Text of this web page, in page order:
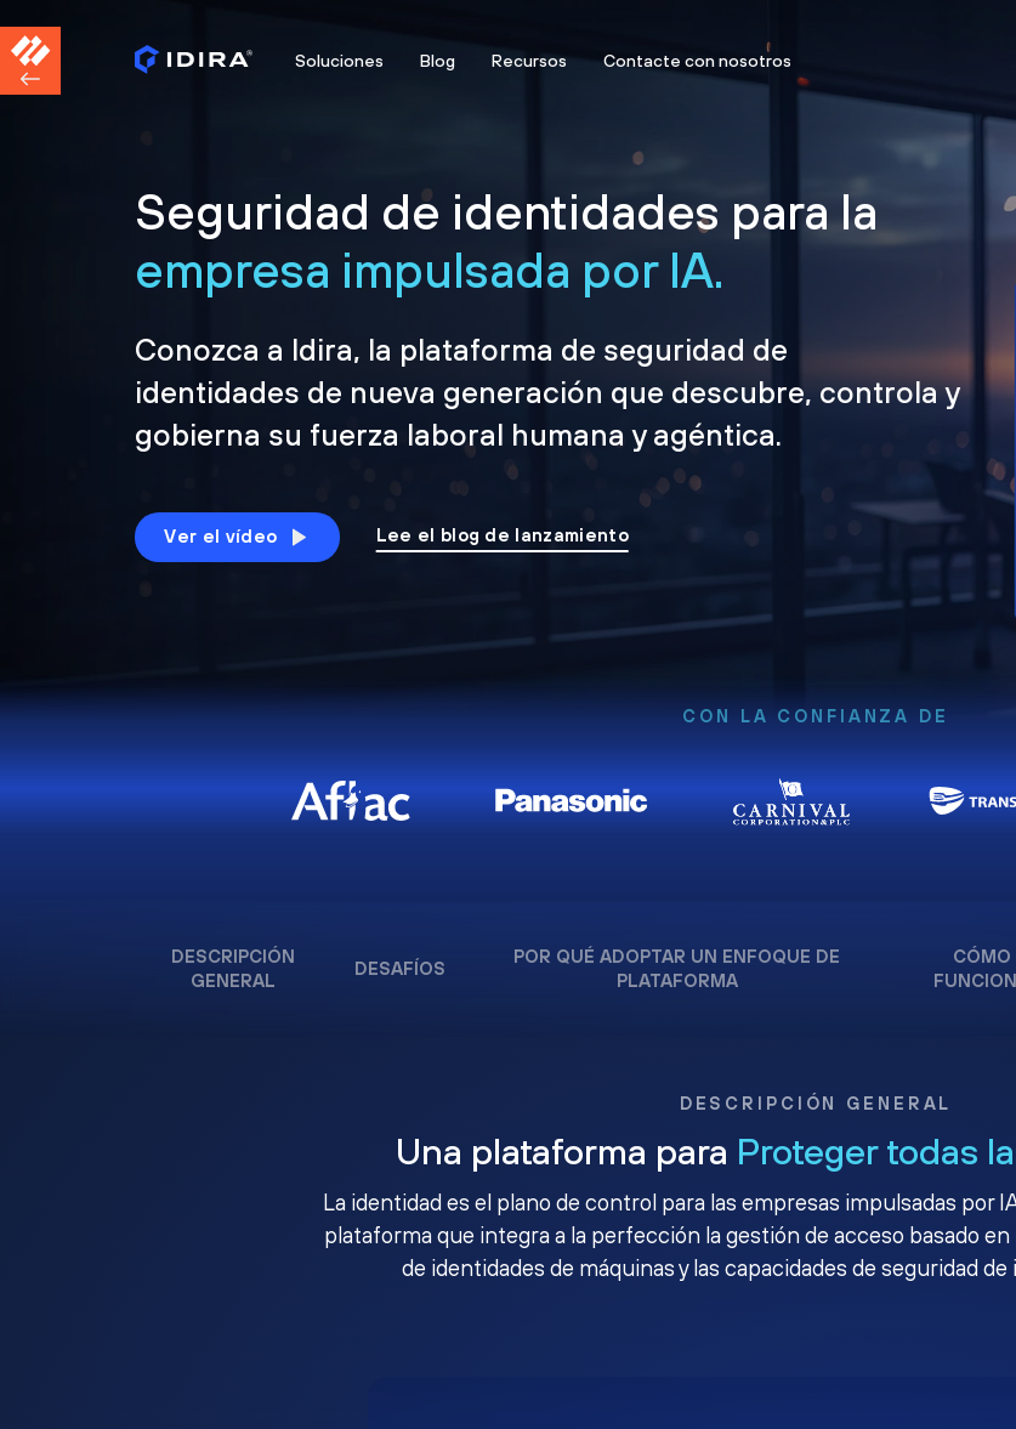
Soluciones Blog Recursos Contacte con nosotros
Seguridad de identidades para la
empresa impulsada por IA.
Conozca a Idira, la plataforma de seguridad de
identidades de nueva generación que descubre, controla y
gobierna su fuerza laboral humana y agéntica.
Ver el vídeo Lee el blog de lanzamiento
CON LA CONFIANZA DE
DESCRIPCIÓN
GENERAL
DESAFÍOS
POR QUÉ ADOPTAR UN ENFOQUE DE
PLATAFORMA
CÓMO
DESCRIPCIÓN GENERAL
Una plataforma para Proteger todas
La identidad es el plano de control para las empresas impulsadas por
plataforma que integra a la perfección la gestión de acceso basado en
de identidades de máquinas y las capacidades de seguridad